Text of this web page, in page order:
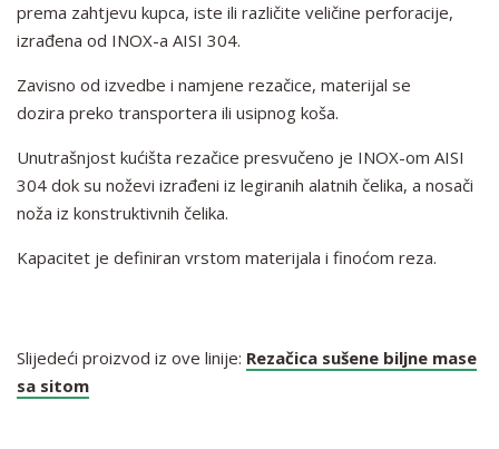
prema zahtjevu kupca, iste ili različite veličine perforacije,
izrađena od INOX-a AISI 304.
Zavisno od izvedbe i namjene rezačice, materijal se
dozira preko transportera ili usipnog koša.
Unutrašnjost kućišta rezačice presvučeno je INOX-om AISI
304 dok su noževi izrađeni iz legiranih alatnih čelika, a nosači
noža iz konstruktivnih čelika.
Kapacitet je definiran vrstom materijala i finoćom reza.
Slijedeći proizvod iz ove linije: Rezačica sušene biljne mase
sa sitom